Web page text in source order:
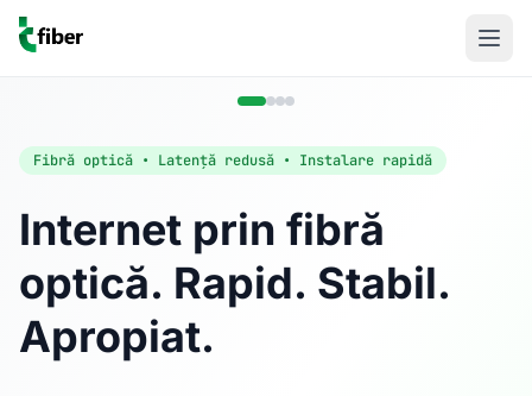
Fibră optică • Latență redusă • Instalare rapidă
Internet prin fibră
optică. Rapid. Stabil.
Apropiat.
Acasă
Internet Rezidențial
Fibră optică până la 1 Gbps, direct în casa ta.